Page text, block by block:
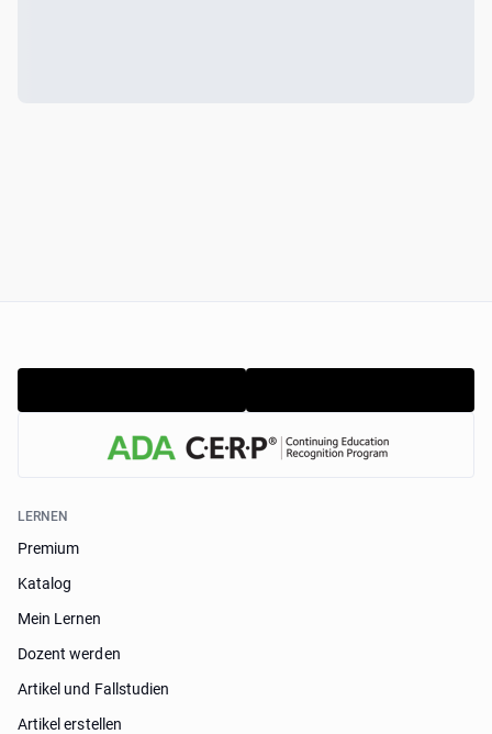
LERNEN
Premium
Katalog
Mein Lernen
Dozent werden
Artikel und Fallstudien
Artikel erstellen